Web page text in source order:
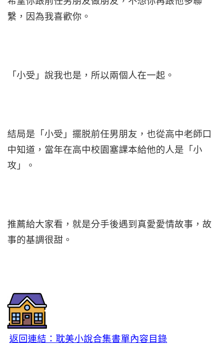
繫，因為我喜歡你。
「小受」說我也是，所以兩個人在一起。
結局是「小受」擺脱前任男朋友，也從高中老師口
中知道，當年在高中校園塞課本給他的人是「小
攻」。
推薦給大家看，就是分手後遇到真愛愛情故事，故
事的基調很甜。
返回連結：耽美小說合集書單內容目錄